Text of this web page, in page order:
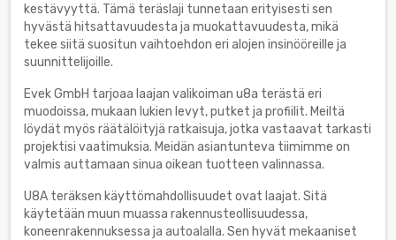
kestävyyttä. Tämä teräslaji tunnetaan erityisesti sen
hyvästä hitsattavuudesta ja muokattavuudesta, mikä
tekee siitä suositun vaihtoehdon eri alojen insinööreille ja
suunnittelijoille.
Evek GmbH tarjoaa laajan valikoiman u8a terästä eri
muodoissa, mukaan lukien levyt, putket ja profiilit. Meiltä
löydät myös räätälöityjä ratkaisuja, jotka vastaavat tarkasti
projektisi vaatimuksia. Meidän asiantunteva tiimimme on
valmis auttamaan sinua oikean tuotteen valinnassa.
U8A teräksen käyttömahdollisuudet ovat laajat. Sitä
käytetään muun muassa rakennusteollisuudessa,
koneenrakennuksessa ja autoalalla. Sen hyvät mekaaniset